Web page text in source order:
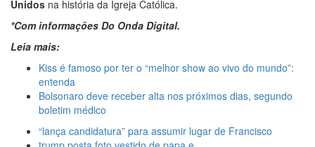
11:55Enem só em 2022, tem 3,3 milhões de inscrições
confirmadas no Brasil
11:07Ucrânia recupera cerca de 20% do território perdido
15:39 Provas do concurso da Semsa do nível médio
acontecem neste domingo em Manaus
Wilson Lima concede a 6.705 famílias o direito de
uso da terra em 11 Unidades de Conservação Estaduais
Unidos na história da Igreja Católica.
*Com informações Do Onda Digital.
Leia mais:
Kiss é famoso por ter o “melhor show ao vivo do mundo”:
entenda
Bolsonaro deve receber alta nos próximos dias, segundo
boletim médico
“lança candidatura” para assumir lugar de Francisco